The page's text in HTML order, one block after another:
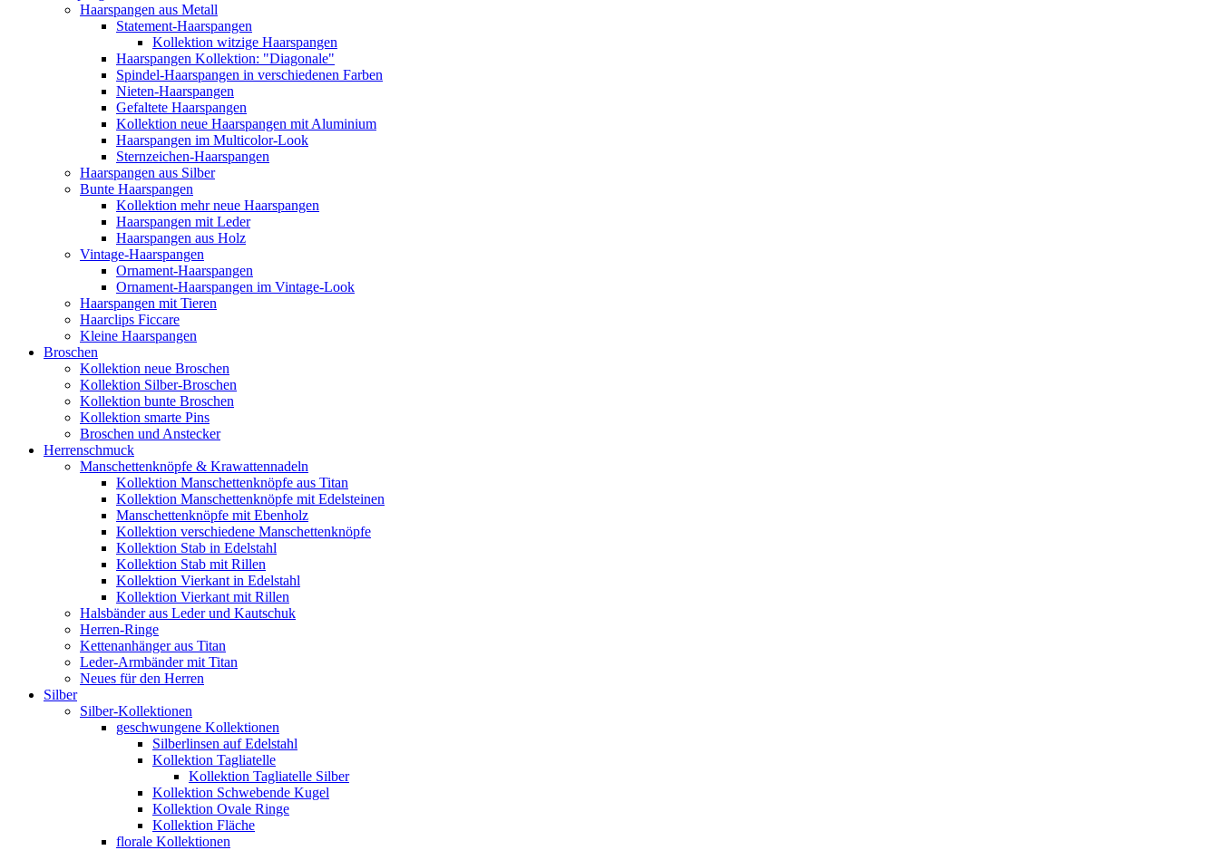
Haarspangen aus Metall
Statement-Haarspangen
Kollektion witzige Haarspangen
Haarspangen Kollektion: "Diagonale"
Spindel-Haarspangen in verschiedenen Farben
Nieten-Haarspangen
Gefaltete Haarspangen
Kollektion neue Haarspangen mit Aluminium
Haarspangen im Multicolor-Look
Sternzeichen-Haarspangen
Haarspangen aus Silber
Bunte Haarspangen
Kollektion mehr neue Haarspangen
Haarspangen mit Leder
Haarspangen aus Holz
Vintage-Haarspangen
Ornament-Haarspangen
Ornament-Haarspangen im Vintage-Look
Haarspangen mit Tieren
Haarclips Ficcare
Kleine Haarspangen
Broschen
Kollektion neue Broschen
Kollektion Silber-Broschen
Kollektion bunte Broschen
Kollektion smarte Pins
Broschen und Anstecker
Herrenschmuck
Manschettenknöpfe & Krawattennadeln
Kollektion Manschettenknöpfe aus Titan
Kollektion Manschettenknöpfe mit Edelsteinen
Manschettenknöpfe mit Ebenholz
Kollektion verschiedene Manschettenknöpfe
Kollektion Stab in Edelstahl
Kollektion Stab mit Rillen
Kollektion Vierkant in Edelstahl
Kollektion Vierkant mit Rillen
Halsbänder aus Leder und Kautschuk
Herren-Ringe
Kettenanhänger aus Titan
Leder-Armbänder mit Titan
Neues für den Herren
Silber
Silber-Kollektionen
geschwungene Kollektionen
Silberlinsen auf Edelstahl
Kollektion Tagliatelle
Kollektion Tagliatelle Silber
Kollektion Schwebende Kugel
Kollektion Ovale Ringe
Kollektion Fläche
florale Kollektionen